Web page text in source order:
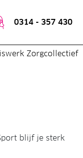
0314 - 357 430
Zorgcollectief
blijf je sterk